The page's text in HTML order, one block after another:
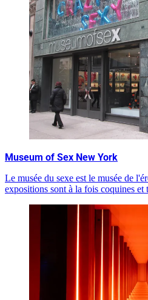
Museum of Sex New York
Le musée du sexe est le musée de
expositions sont à la fois coquines et